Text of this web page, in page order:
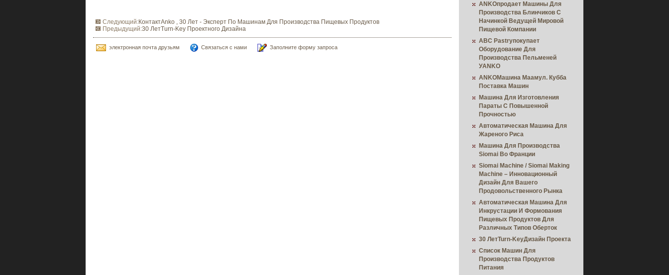
Следующий:КонтактAnko , 30 Лет - Эксперт По Машинам Для Производства Пищевых Продуктов
Предыдущий:30 ЛетTurn-Key Проектного Дизайна
электронная почта друзьям Связаться с нами Заполните форму запроса
ANKOпродает Машины Для
Производства Блинчиков С
Начинкой Ведущей Мировой
Пищевой Компании
ABC Pastryпокупает
Оборудование Для
Производства Пельменей
УANKO
ANKOМашина Маамул. Кубба
Поставка Машин
Машина Для Изготовления
Параты С Повышенной
Прочностью
Автоматическая Машина Для
Жареного Риса
Машина Для Производства
Siomai Во Франции
Siomai Machine / Siomai Making
Machine – Инновационный
Дизайн Для Вашего
Продовольственного Рынка
Автоматическая Машина Для
Инкрустации И Формования
Пищевых Продуктов Для
Различных Типов Оберток
30 ЛетTurn-KeyДизайн Проекта
Список Машин Для
Производства Продуктов
Питания